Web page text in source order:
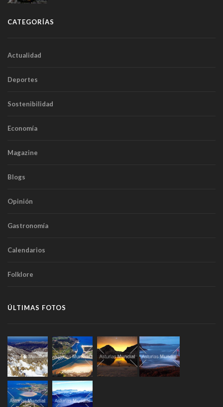
CATEGORÍAS
Actualidad
Deportes
Sostenibilidad
Economía
Magazine
Blogs
Opinión
Gastronomía
Calendarios
Folklore
ÚLTIMAS FOTOS